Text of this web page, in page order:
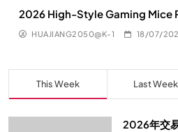
2026 High-Style Gaming Mice
HUAJIANG2050@K-1 18/07/
This Week Last Week
2026年交